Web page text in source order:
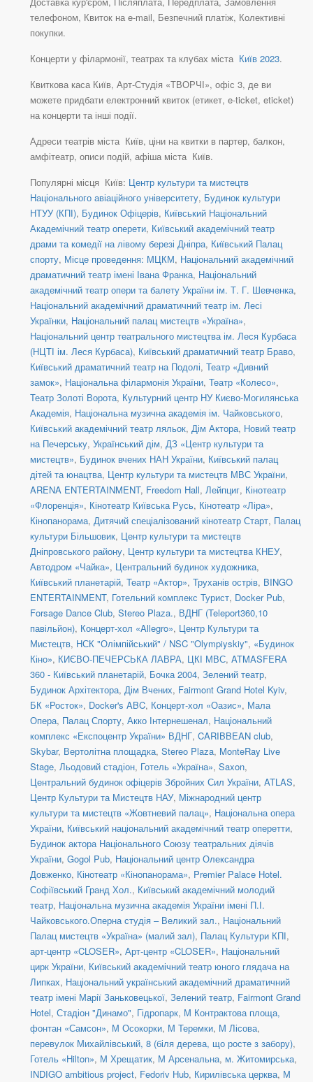
телефоном, Квиток на e-mail, Безпечний платіж, Колективні
покупки.
Концерти у філармонії, театрах та клубах міста Київ 2023.
Квиткова каса Київ, Арт-Студія «ТВОРЧІ», офіс 3, де ви
можете придбати електронний квиток (етикет, e-ticket, eticket)
на концерти та інші події.
Адреси театрів міста Київ, ціни на квитки в партер, балкон,
амфітеатр, описи подій, афіша міста Київ.
Популярні місця Київ: Центр культури та мистецтв
Національного авіаційного університету, Будинок культури
НТУУ (КПІ), Будинок Офіцерів, Київський Національний
Академічний театр оперети, Київський академічний театр
драми та комедії на лівому березі Дніпра, Київський Палац
спорту, Місце проведення: МЦКМ, Національний академічний
драматичний театр імені Івана Франка, Національний
академічний театр опери та балету України ім. Т. Г. Шевченка,
Національний академічний драматичний театр ім. Лесі
Українки, Національний палац мистецтв «Україна»,
Національний центр театрального мистецтва ім. Леся Курбаса
(НЦТІ ім. Леся Курбаса), Київський драматичний театр Браво,
Київський драматичний театр на Подолі, Театр «Дивний
замок», Національна філармонія України, Театр «Колесо»,
Театр Золоті Ворота, Культурний центр НУ Києво-Могилянська
Академія, Національна музична академія ім. Чайковського,
Київський академічний театр ляльок, Дім Актора, Новий театр
на Печерську, Український дім, ДЗ «Центр культури та
мистецтв», Будинок вчених НАН України, Київський палац
дітей та юнацтва, Центр культури та мистецтв МВС України,
ARENA ENTERTAINMENT, Freedom Hall, Лейпциг, Кінотеатр
«Флоренція», Кінотеатр Київська Русь, Кінотеатр «Ліра»,
Кінопанорама, Дитячий спеціалізований кінотеатр Старт, Палац
культури Більшовик, Центр культури та мистецтв
Дніпровського району, Центр культури та мистецтва КНЕУ,
Автодром «Чайка», Центральний будинок художника,
Київський планетарій, Театр «Актор», Труханів острів, BINGO
ENTERTAINMENT, Готельний комплекс Турист, Docker Pub,
Forsage Dance Club, Stereo Plaza., ВДНГ (Teleport360,10
павільйон), Концерт-хол «Allegro», Центр Культури та
Мистецтв, НСК "Олімпійський" / NSC "Olympiyskiy", «Будинок
Кіно», КИЄВО-ПЕЧЕРСЬКА ЛАВРА, ЦКІ МВС, ATMASFERA
360 - Київський планетарій, Бочка 2004, Зелений театр,
Будинок Архітектора, Дім Вчених, Fairmont Grand Hotel Kyiv,
БК «Росток», Docker's ABC, Концерт-хол «Оазис», Мала
Опера, Палац Спорту, Акко Інтернешенал, Національний
комплекс «Експоцентр України» ВДНГ, CARIBBEAN club,
Skybar, Вертолітна площадка, Stereo Plaza, MonteRay Live
Stage, Льодовий стадіон, Готель «Україна», Saxon,
Центральний будинок офіцерів Збройних Сил України, ATLAS,
Центр Культури та Мистецтв НАУ, Міжнародний центр
культури та мистецтв «Жовтневий палац», Національна опера
України, Київський національний академічний театр оперетти,
Будинок актора Національного Союзу театральних діячів
України, Gogol Pub, Національний центр Олександра
Довженко, Кінотеатр «Кінопанорама», Premier Palace Hotel.
Софіївський Гранд Хол., Київський академічний молодий
театр, Національна музична академія України імені П.І.
Чайковського.Оперна студія – Великий зал., Національний
Палац мистецтв «Україна» (малий зал), Палац Культури КПІ,
арт-центр «CLOSER», Арт-центр «CLOSER», Національний
цирк України, Київський академічний театр юного глядача на
Липках, Національний український академічний драматичний
театр імені Марії Заньковецької, Зелений театр, Fairmont Grand
Hotel, Стадіон "Динамо", Гідропарк, М Контрактова площа,
фонтан «Самсон», М Осокорки, М Теремки, М Лісова,
перевулок Михайлівський, 8 (біля дерева, що росте з забору),
Готель «Hilton», М Хрещатик, М Арсенальна, м. Житомирська,
INDIGO ambitious project, Fedoriv Hub, Кирилівська церква, М